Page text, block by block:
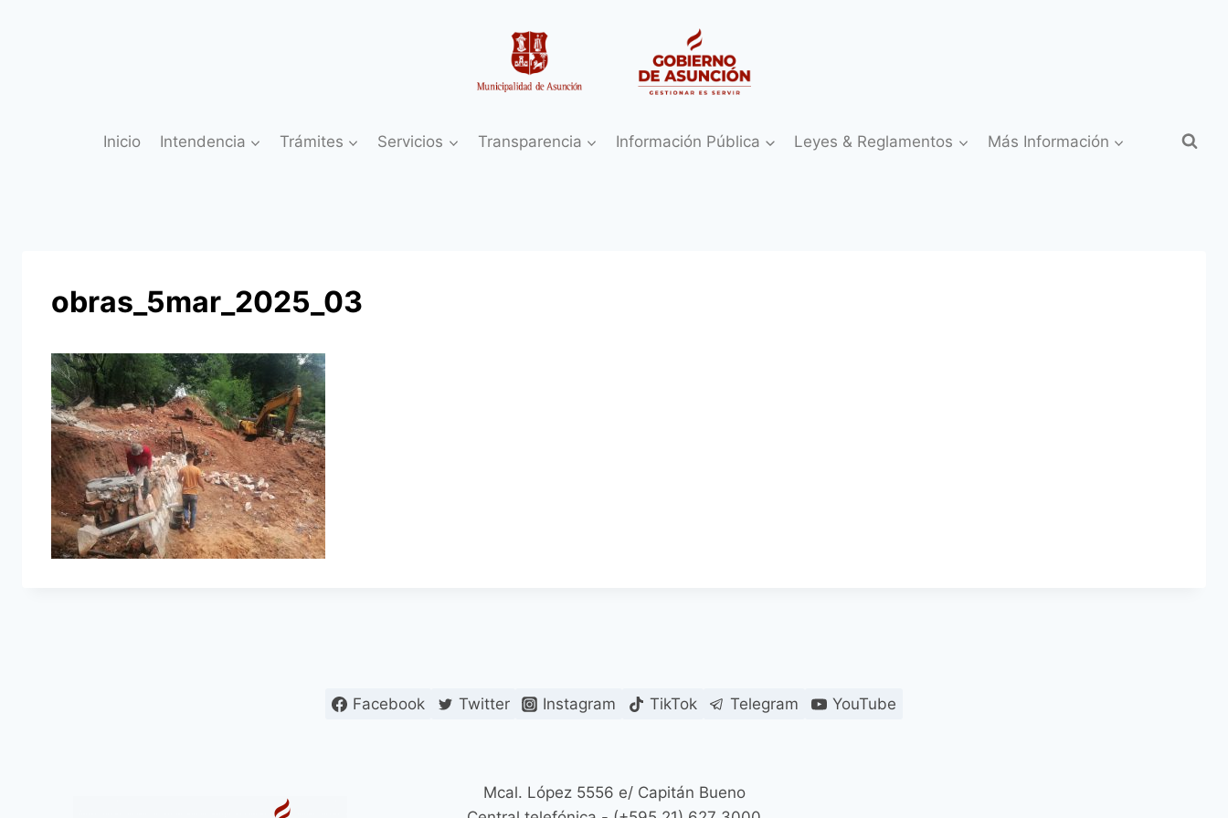
Inicio Intendencia Trámites Servicios Transparencia Información Pública Leyes & Reglamentos Más Información
obras_5mar_2025_03
Facebook Twitter Instagram TikTok Telegram YouTube
Mcal. López 5556 e/ Capitán Bueno